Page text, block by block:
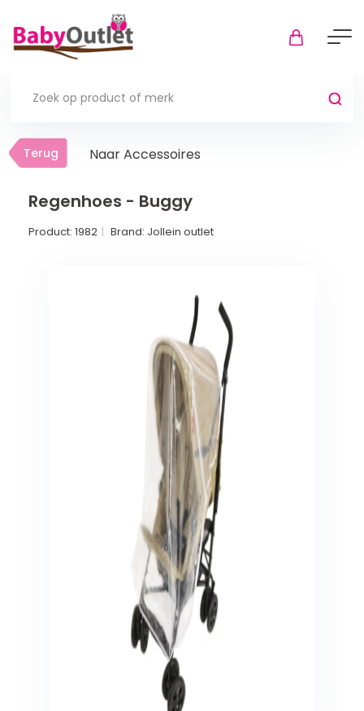
Terug
Thuis
In de box
Veiligheid in en om huis
Veiligheid buiten de deur
Schommelstoelen en wipstoeltjes
Terug Naar Accessoires
Regenhoes - Buggy
Product: 1982 Brand: Jollein outlet